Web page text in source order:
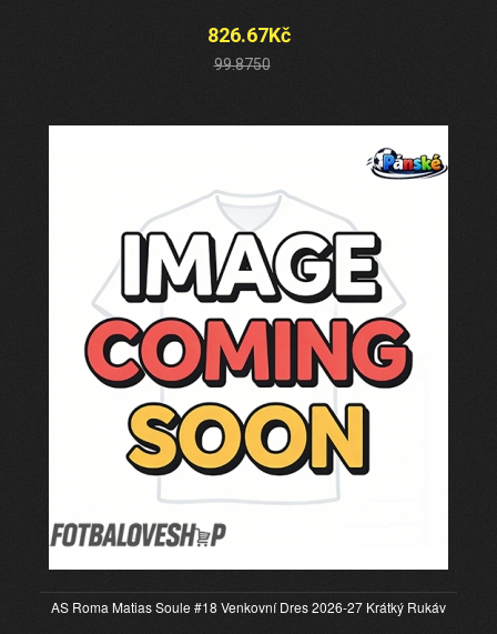
826.67Kč
99.8750
AS Roma Matias Soule #18 Venkovní Dres 2026-27 Krátký Rukáv